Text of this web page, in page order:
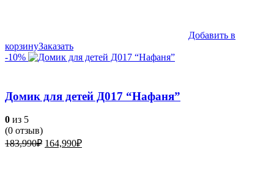
Добавить в
корзинуЗаказать
-10%
Домик для детей Д017 “Нафаня”
0 из 5
(0 отзыв)
183,990₽ Первоначальная
164,990₽Текущая